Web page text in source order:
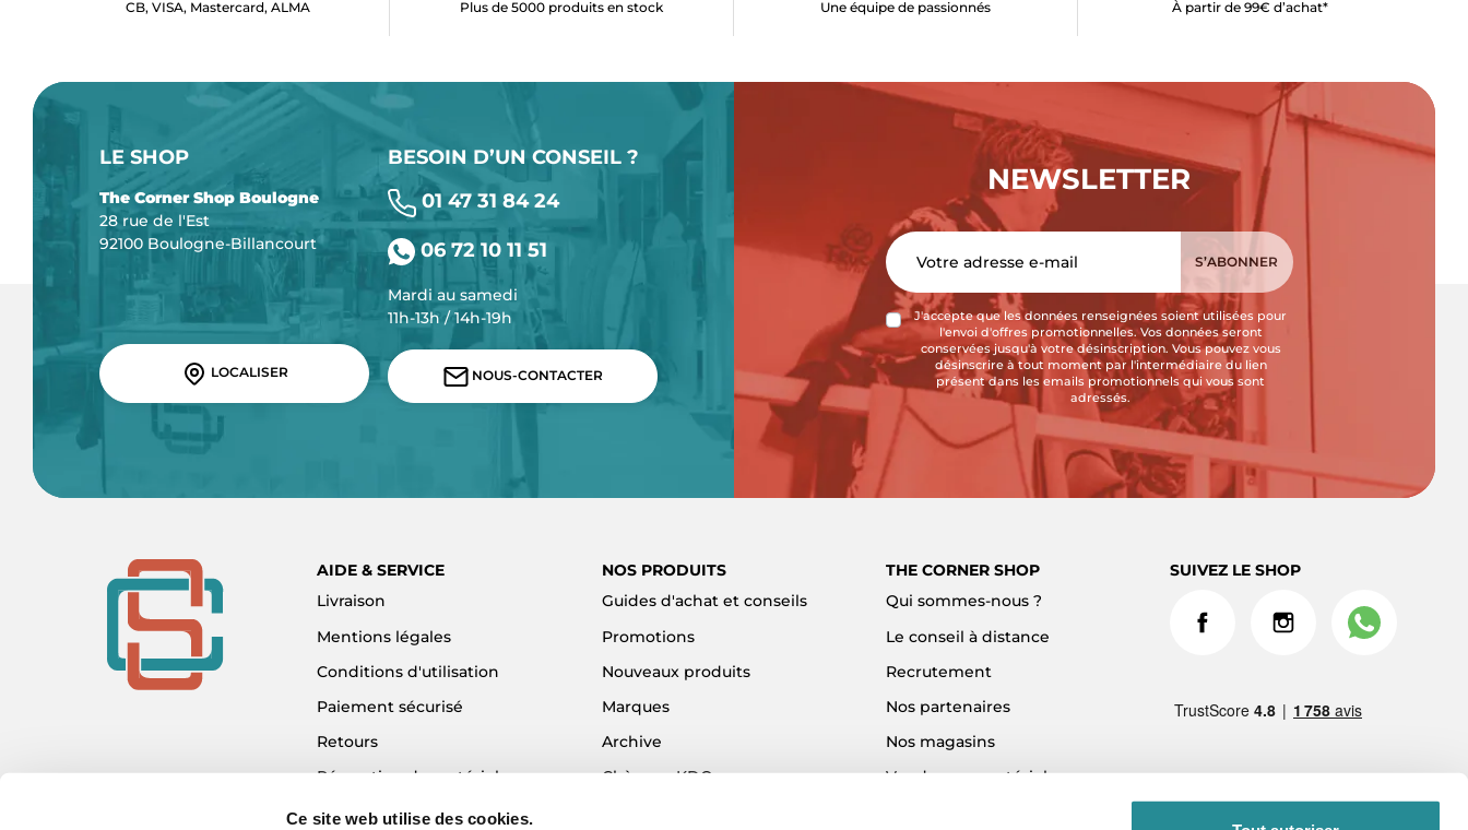
Ce site web utilise des cookies.
CB, VISA, Mastercard, ALMA
Plus de 5000 produits en stock
Une équipe de passionnés
À partir de 99€ d’achat*
LE SHOP
The Corner Shop Boulogne
28 rue de l'Est
92100 Boulogne-Billancourt
LOCALISER
BESOIN D’UN CONSEIL ?
01 47 31 84 24
06 72 10 11 51
Mardi au samedi
11h-13h / 14h-19h
NOUS-CONTACTER
NEWSLETTER
J'accepte que les données renseignées soient utilisées pour
l'envoi d'offres promotionnelles. Vos données seront
conservées jusqu'à votre désinscription. Vous pouvez vous
désinscrire à tout moment par l'intermédiaire du lien
présent dans les emails promotionnels qui vous sont
adressés.
AIDE & SERVICE
Livraison
Mentions légales
Conditions d'utilisation
Paiement sécurisé
Retours
Réparation de matériel
Détaxe - Tax Refund
NOS PRODUITS
Guides d'achat et conseils
Promotions
Nouveaux produits
Marques
Archive
Chèques KDO
THE CORNER SHOP
Qui sommes-nous ?
Le conseil à distance
Recrutement
Nos partenaires
Nos magasins
Vendre son matériel
SUIVEZ LE SHOP